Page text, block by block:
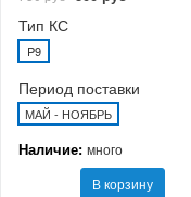
Тип КС
P9
Период поставки
МАЙ - НОЯБРЬ
Наличие: много
В корзину